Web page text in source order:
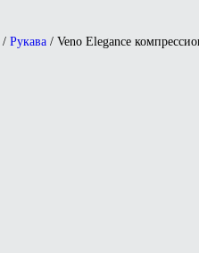
/ Рукава / Veno Elegance